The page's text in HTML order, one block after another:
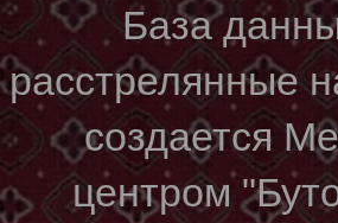
База
расстрелянные
создается
центром